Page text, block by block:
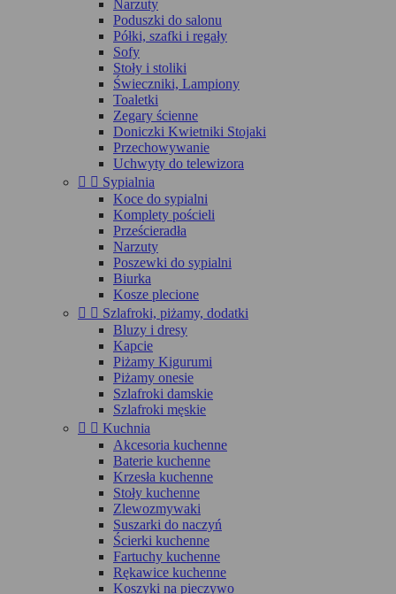
Narzuty
Poduszki do salonu
Półki, szafki i regały
Sofy
Stoły i stoliki
Świeczniki, Lampiony
Toaletki
Zegary ścienne
Doniczki Kwietniki Stojaki
Przechowywanie
Uchwyty do telewizora
  Sypialnia
Koce do sypialni
Komplety pościeli
Prześcieradła
Narzuty
Poszewki do sypialni
Biurka
Kosze plecione
  Szlafroki, piżamy, dodatki
Bluzy i dresy
Kapcie
Piżamy Kigurumi
Piżamy onesie
Szlafroki damskie
Szlafroki męskie
  Kuchnia
Akcesoria kuchenne
Baterie kuchenne
Krzesła kuchenne
Stoły kuchenne
Zlewozmywaki
Suszarki do naczyń
Ścierki kuchenne
Fartuchy kuchenne
Rękawice kuchenne
Koszyki na pieczywo